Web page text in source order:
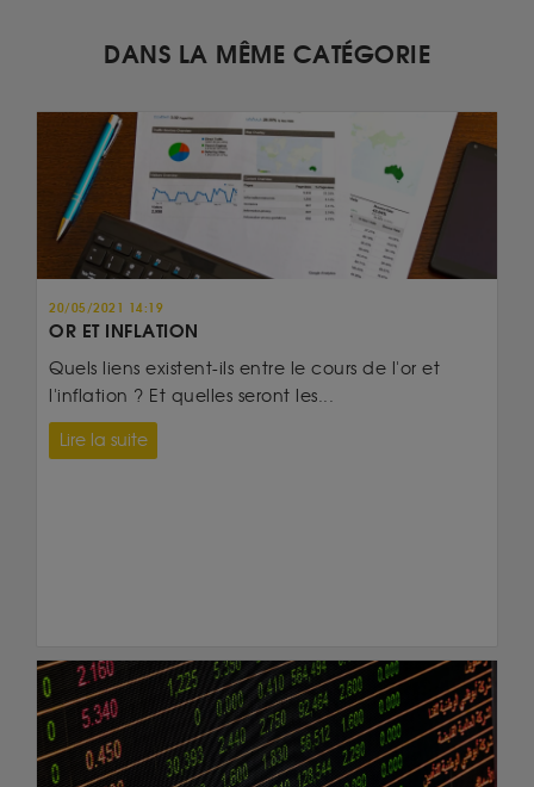
DANS LA MÊME CATÉGORIE
20/05/2021 14:19
OR ET INFLATION
Quels liens existent-ils entre le cours de l'or et
l'inflation ? Et quelles seront les...
Lire la suite